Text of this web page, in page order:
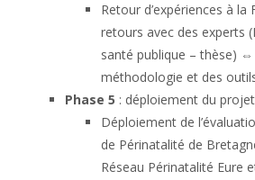
Retour d’expériences à la
retours avec des experts
santé publique – thèse)
méthodologie et des
Phase 5 : déploiement du projet
Déploiement de
de Périnatalité de
Réseau Périnatalité Eure